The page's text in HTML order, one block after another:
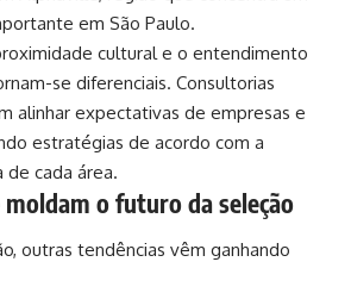
em São Paulo.
cultural e o entendimento
se diferenciais. Consultorias
alinhar expectativas de empresas e
estratégias de acordo com a
de cada área.
moldam o futuro da seleção
outras tendências vêm ganhando